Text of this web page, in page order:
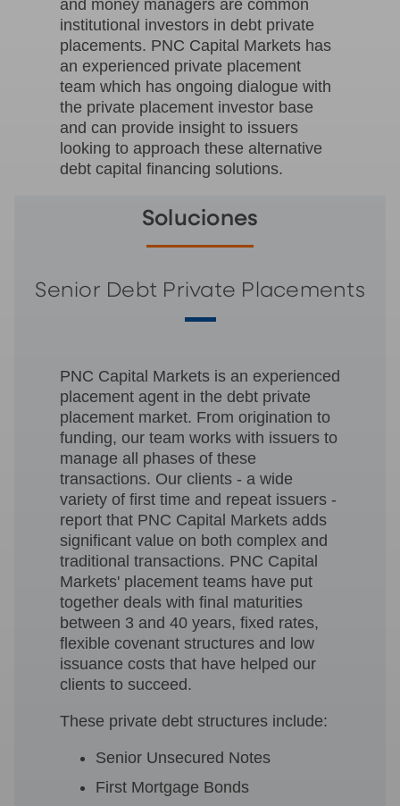
and money managers are common
institutional investors in debt private
placements. PNC Capital Markets has
an experienced private placement
team which has ongoing dialogue with
the private placement investor base
and can provide insight to issuers
looking to approach these alternative
debt capital financing solutions.
Soluciones
Senior Debt Private Placements
PNC Capital Markets is an experienced
placement agent in the debt private
placement market. From origination to
funding, our team works with issuers to
manage all phases of these
transactions. Our clients - a wide
variety of first time and repeat issuers -
report that PNC Capital Markets adds
significant value on both complex and
traditional transactions. PNC Capital
Markets' placement teams have put
together deals with final maturities
between 3 and 40 years, fixed rates,
flexible covenant structures and low
issuance costs that have helped our
clients to succeed.
These private debt structures include:
Senior Unsecured Notes
First Mortgage Bonds